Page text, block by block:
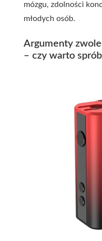
mózgu, zdolności
młodych osób.
Argumenty
– czy warto